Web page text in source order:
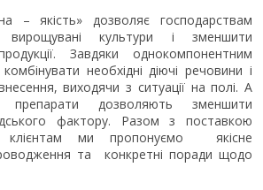
– якість» дозволяє господарствам
вирощувані культури і зменшити
Завдяки однокомпонентним
необхідні діючі речовини і
виходячи з ситуації на полі. А
препарати дозволяють зменшити
фактору. Разом з поставкою
клієнтам ми пропонуємо якісне
та конкретні поради щодо